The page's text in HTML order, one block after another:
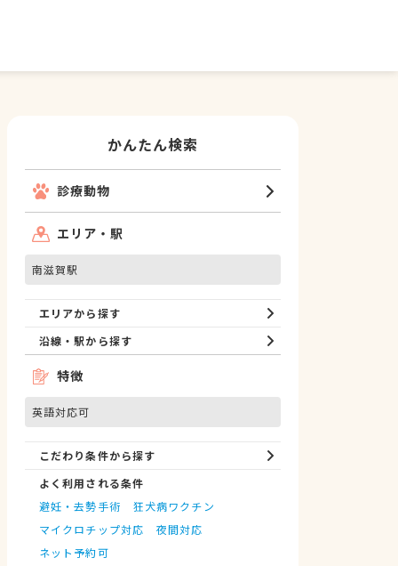
かんたん検索
診療動物
エリア・駅
南滋賀駅
エリアから探す
沿線・駅から探す
特徴
英語対応可
こだわり条件から探す
よく利用される条件
避妊・去勢手術
狂犬病ワクチン
マイクロチップ対応
夜間対応
ネット予約可